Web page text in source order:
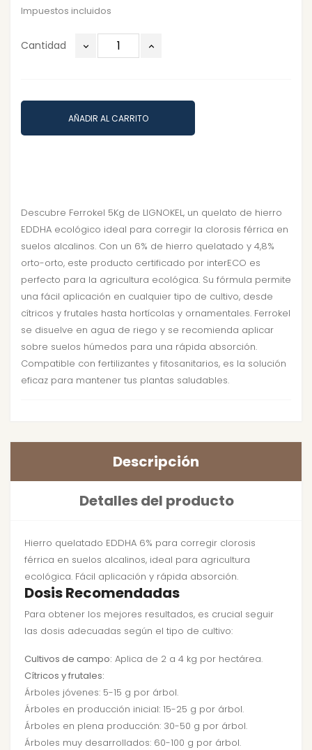
Impuestos incluidos
Cantidad
AÑADIR AL CARRITO
Descubre Ferrokel 5Kg de LIGNOKEL, un quelato de hierro
EDDHA ecológico ideal para corregir la clorosis férrica en
suelos alcalinos. Con un 6% de hierro quelatado y 4,8%
orto-orto, este producto certificado por interECO es
perfecto para la agricultura ecológica. Su fórmula permite
una fácil aplicación en cualquier tipo de cultivo, desde
cítricos y frutales hasta hortícolas y ornamentales. Ferrokel
se disuelve en agua de riego y se recomienda aplicar
sobre suelos húmedos para una rápida absorción.
Compatible con fertilizantes y fitosanitarios, es la solución
eficaz para mantener tus plantas saludables.
Descripción
Detalles del producto
Hierro quelatado EDDHA 6% para corregir clorosis
férrica en suelos alcalinos, ideal para agricultura
ecológica. Fácil aplicación y rápida absorción.
Dosis Recomendadas
Para obtener los mejores resultados, es crucial seguir
las dosis adecuadas según el tipo de cultivo:
Cultivos de campo: Aplica de 2 a 4 kg por hectárea.
Cítricos y frutales:
Árboles jóvenes: 5-15 g por árbol.
Árboles en producción inicial: 15-25 g por árbol.
Árboles en plena producción: 30-50 g por árbol.
Árboles muy desarrollados: 60-100 g por árbol.